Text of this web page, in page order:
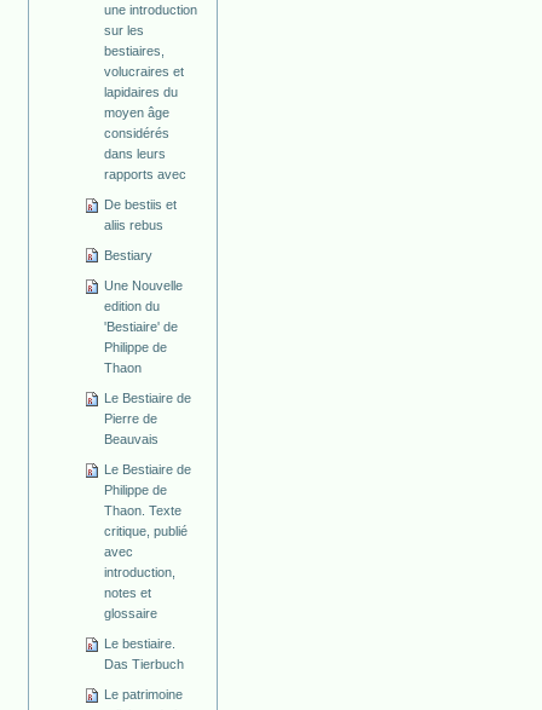
une introduction
sur les
bestiaires,
volucraires et
lapidaires du
moyen âge
considérés
dans leurs
rapports avec
De bestiis et
aliis rebus
Bestiary
Une Nouvelle
edition du
'Bestiaire' de
Philippe de
Thaon
Le Bestiaire de
Pierre de
Beauvais
Le Bestiaire de
Philippe de
Thaon. Texte
critique, publié
avec
introduction,
notes et
glossaire
Le bestiaire.
Das Tierbuch
Le patrimoine